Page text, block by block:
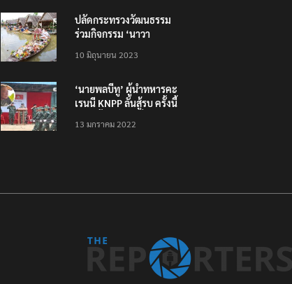
ปลัดกระทรวงวัฒนธรรม
ร่วมกิจกรรม ‘นาวา
ตักบาตรทางน้ำ
10 มิถุนายน 2023
‘นายพลบีทู’ ผู้นำทหารคะ
เรนนี KNPP ลั่นสู้รบ ครั้งนี้
ประชาชนต้องชนะ
13 มกราคม 2022